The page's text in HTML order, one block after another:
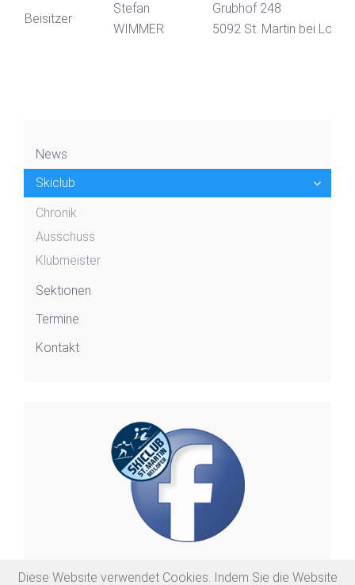
Beisitzer
Stefan
WIMMER
Grubhof 248
5092 St. Martin bei Lofer
News
Skiclub
Chronik
Ausschuss
Klubmeister
Sektionen
Termine
Kontakt
Diese Website verwendet Cookies. Indem Sie die Website